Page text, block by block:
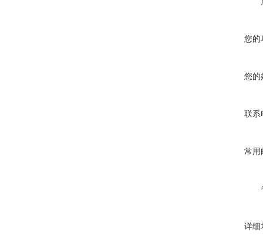
您的
您的
联系
常用
详细